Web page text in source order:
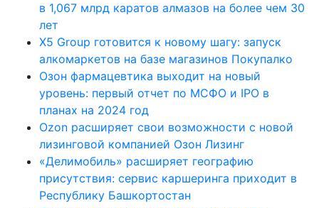
в 1,067 млрд каратов алмазов на более чем 30
лет
X5 Group готовится к новому шагу: запуск
алкомаркетов на базе магазинов Покупалко
Озон фармацевтика выходит на новый
уровень: первый отчет по МСФО и IPO в
планах на 2024 год
Ozon расширяет свои возможности с новой
лизинговой компанией Озон Лизинг
«Делимобиль» расширяет географию
присутствия: сервис каршеринга приходит в
Республику Башкортостан